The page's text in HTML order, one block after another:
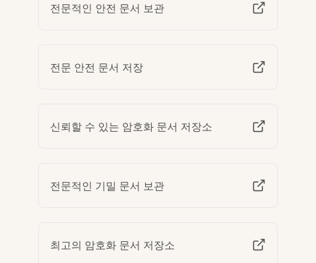
전문적인 안전 문서 보관
전문 안전 문서 저장
신뢰할 수 있는 암호화 문서 저장소
전문적인 기밀 문서 보관
최고의 암호화 문서 저장소